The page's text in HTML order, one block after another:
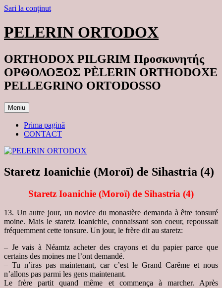
Sari la conținut
PELERIN ORTODOX
ORTHODOX PILGRIM Προσκυνητής
ΟΡΘΟΔΟΞΟΣ PÈLERIN ORTHODOXE
PELLEGRINO ORTODOSSO
Meniu
Prima pagină
CONTACT
Staretz Ioanichie (Moroï) de Sihastria (4)
Staretz Ioanichie (Moroï) de Sihastria (4)
13. Un autre jour, un novice du monastère demanda à être tonsuré
moine. Mais le staretz Ioanichie, connaissant son coeur, repoussait
fréquemment cette tonsure. Un jour, le frère dit au staretz:
– Je vais à Néamtz acheter des crayons et du papier parce que
certains des moines me l’ont demandé.
– Tu n’iras pas maintenant, car c’est le Grand Carême et nous
n’allons pas parmi les gens maintenant.
Le frère partit quand même et commença à marcher. Après